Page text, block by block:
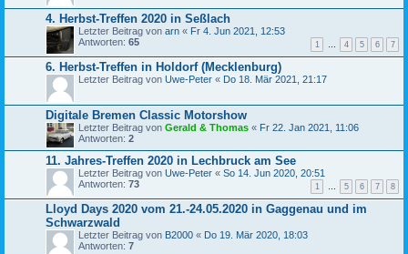
4. Herbst-Treffen 2020 in Seßlach
Letzter Beitrag von arn « Fr 4. Jun 2021, 12:53
Antworten: 65 1 … 4 5 6 7
6. Herbst-Treffen in Holdorf (Mecklenburg)
Letzter Beitrag von Uwe-Peter « Do 18. Mär 2021, 21:17
Digitale Bremen Classic Motorshow
Letzter Beitrag von Gerald & Thomas « Fr 22. Jan 2021, 11:06
Antworten: 2
11. Jahres-Treffen 2020 in Lechbruck am See
Letzter Beitrag von Uwe-Peter « So 14. Jun 2020, 20:51
Antworten: 73 1 … 5 6 7 8
Lloyd Days 2020 vom 21.-24.05.2020 in Gaggenau und im
Schwarzwald
Letzter Beitrag von B2000 « Do 19. Mär 2020, 18:03
Antworten: 7